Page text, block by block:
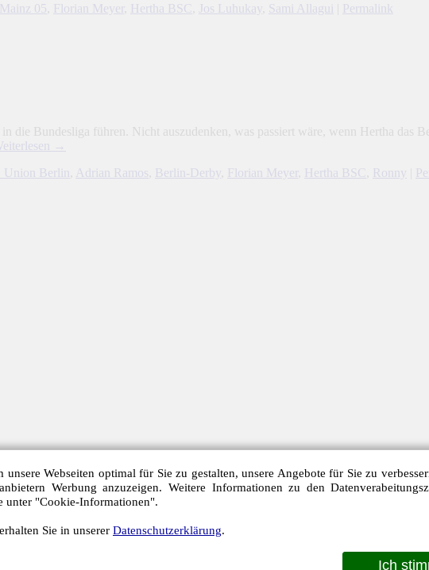
05 Florian Meyer Hertha BSC Jos Luhukay Sami Allagui
Permalink
die Bundesliga führen. Nicht auszudenken, was passiert wäre, wenn Hertha das
→
Union Berlin Adrian Ramos Berlin-Derby Florian Meyer Hertha BSC Ronny
unsere Webseiten optimal für Sie zu gestalten, unsere Angebote für Sie zu
Werbung anzuzeigen. Weitere Informationen zu den
unter "Cookie-Informationen".
Sie in unserer Datenschutzerklärung.
Ich